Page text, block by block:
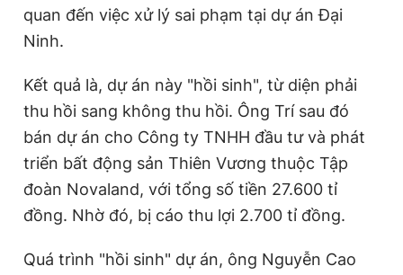
m
e
quan đến việc xử lý sai phạm tại dự án Đại
Ninh.
Kết quả là, dự án này "hồi sinh", từ diện phải
thu hồi sang không thu hồi. Ông Trí sau đó
bán dự án cho Công ty TNHH đầu tư và phát
triển bất động sản Thiên Vương thuộc Tập
đoàn Novaland, với tổng số tiền 27.600 tỉ
đồng. Nhờ đó, bị cáo thu lợi 2.700 tỉ đồng.
Quá trình "hồi sinh" dự án, ông Nguyễn Cao